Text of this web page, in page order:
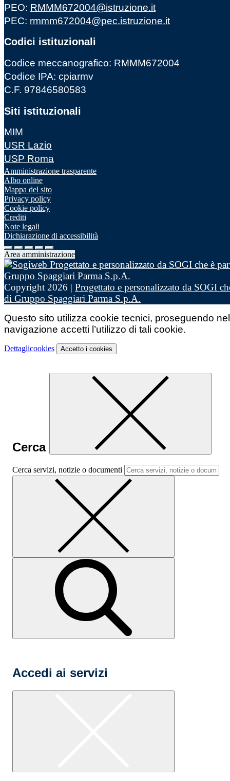
PEO: RMMM672004@istruzione.it
PEC: rmmm672004@pec.istruzione.it
Codici istituzionali
Codice meccanografico: RMMM672004
Codice IPA: cpiarmv
C.F. 97846580583
Siti istituzionali
MIM
USR Lazio
USP Roma
Amministrazione trasparente
Albo online
Mappa del sito
Privacy policy
Cookie policy
Crediti
Note legali
Dichiarazione di accessibilità
Area amministrazione
Copyright 2026 | Progettato e personalizzato da SOGI
di Gruppo Spaggiari Parma S.p.A.
Questo sito utilizza cookie tecnici, proseguendo
navigazione accetti l’utilizzo di tali cookie.
Dettaglicookies Accetto i cookies
Cerca
Cerca servizi, notizie o documenti
Accedi ai servizi